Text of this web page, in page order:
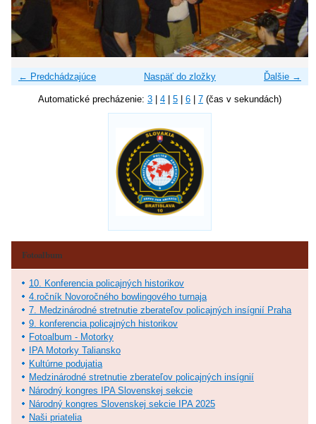
← Predchádzajúce Ďalšie →
Naspäť do zložky
Automatické precházenie: 3 4 5 6 7 (čas v sekundách)
Fotoalbum
10. Konferencia policajných historikov
4.ročník Novoročného bowlingového turnaja
7. Medzinárodné stretnutie zberateľov policajných insígnií Praha
9. konferencia policajných historikov
Fotoalbum - Motorky
IPA Motorky Taliansko
Kultúrne podujatia
Medzinárodné stretnutie zberateľov policajných insígnií
Národný kongres IPA Slovenskej sekcie
Národný kongres Slovenskej sekcie IPA 2025
Naši priatelia